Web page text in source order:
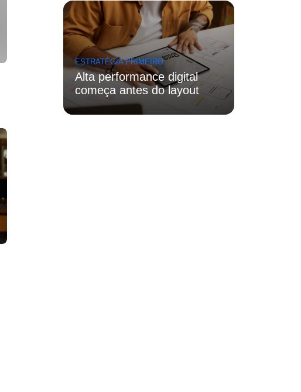
ESTRATÉGIA PRIMEIRO
Alta performance digital
começa antes do layout